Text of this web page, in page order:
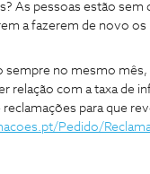
As pessoas estão sem
a fazerem de novo os
sempre no mesmo
relação com a taxa de
para que
Pedido/